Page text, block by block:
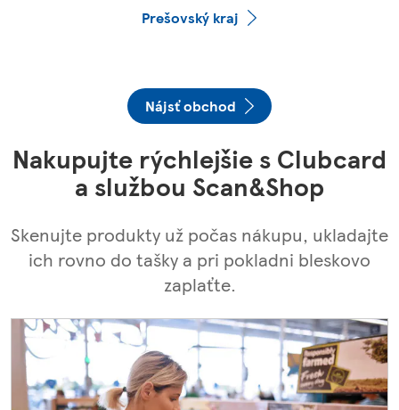
Prešovský kraj
Nájsť obchod
Nakupujte rýchlejšie s Clubcard
a službou Scan&Shop
Skenujte produkty už počas nákupu, ukladajte
ich rovno do tašky a pri pokladni bleskovo
zaplaťte.